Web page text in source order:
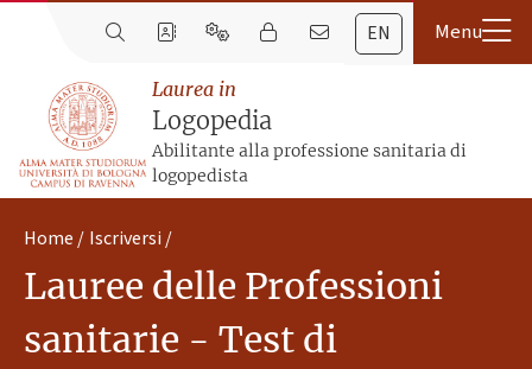
EN
Laurea in
Logopedia
Abilitante alla professione sanitaria di
logopedista
Home Iscriversi
Lauree delle Professioni
sanitarie - Test di